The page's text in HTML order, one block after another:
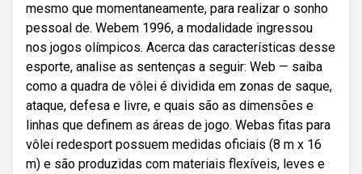
mesmo que momentaneamente, para realizar o sonho
pessoal de. Webem 1996, a modalidade ingressou
nos jogos olímpicos. Acerca das características desse
esporte, analise as sentenças a seguir: Web — saiba
como a quadra de vôlei é dividida em zonas de saque,
ataque, defesa e livre, e quais são as dimensões e
linhas que definem as áreas de jogo. Webas fitas para
vôlei redesport possuem medidas oficiais (8 m x 16
m) e são produzidas com materiais flexíveis, leves e